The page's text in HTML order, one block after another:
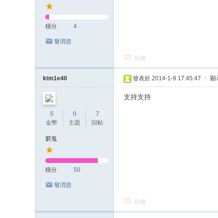
積分 4
發消息
回復
ktm1e40
5
金幣
0
主題
7
回帖
窮鬼
積分 50
發消息
發表於 2014-1-9 17:45:47 顯
支持支持
回復